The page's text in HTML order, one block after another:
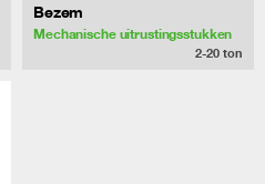
Bezem
Mechanische uitrustingsstukken
2-20 ton